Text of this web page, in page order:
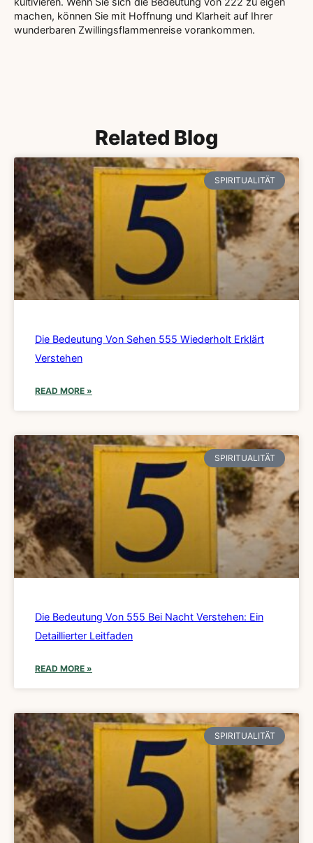
machen, können Sie mit Hoffnung und Klarheit auf Ihrer
wunderbaren Zwillingsflammenreise vorankommen.
Related Blog
SPIRITUALITÄT
Die Bedeutung Von Sehen 555 Wiederholt Erklärt
Verstehen
READ MORE »
SPIRITUALITÄT
Die Bedeutung Von 555 Bei Nacht Verstehen: Ein
Detaillierter Leitfaden
READ MORE »
SPIRITUALITÄT